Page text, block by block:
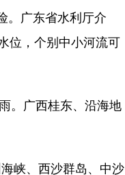
广东省水利厅介
位，个别中小河流可
。广西桂东、沿海地
峡、西沙群岛、中沙